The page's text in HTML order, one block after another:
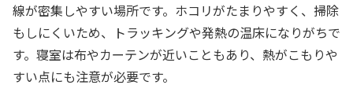
線が密集しやすい場所です。ホコリがたまりやすく、掃除
もしにくいため、トラッキングや発熱の温床になりがちで
す。寝室は布やカーテンが近いこともあり、熱がこもりや
すい点にも注意が必要です。